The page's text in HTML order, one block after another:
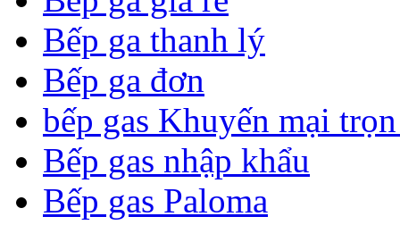
Bếp ga thanh lý
Bếp ga đơn
bếp gas Khuyến mại
Bếp gas nhập khẩu
Bếp gas Paloma